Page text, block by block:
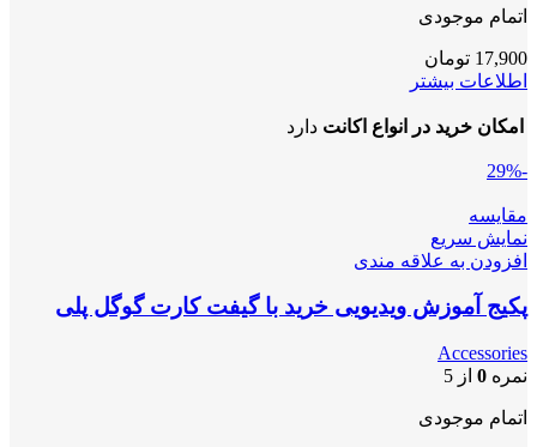
اتمام موجودی
17,900 تومان
اطلاعات بیشتر
امکان خرید در انواع اکانت دارد
-29%
مقايسه
نمایش سریع
افزودن به علاقه مندی
پکیج آموزش ویدیویی خرید با گیفت کارت گوگل پلی
Accessories
نمره 0 از 5
اتمام موجودی